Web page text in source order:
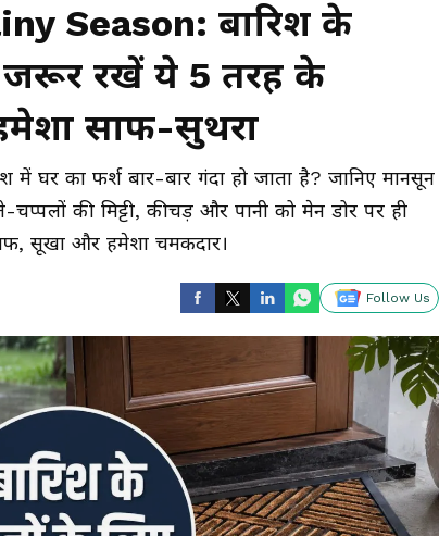
Season: बारिश के
जरूर रखें ये 5 तरह के
साफ-सुथरा
घर का फर्श बार-बार गंदा हो जाता है? जानिए मानसून
की मिट्टी, कीचड़ और पानी को मेन डोर पर ही
सूखा और हमेशा चमकदार।
Follow Us